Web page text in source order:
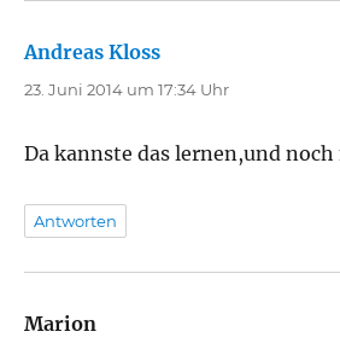
Andreas Kloss
23. Juni 2014 um 17:34 Uhr
Da kannste das lernen,und noch
Antworten
Marion